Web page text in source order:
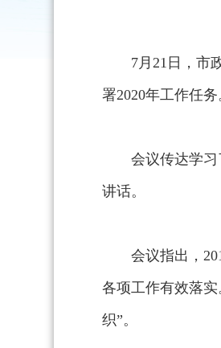
7月21日，市
署2020年工作任
会议传达学
讲话。
会议指出，
各项工作有效落
织”。